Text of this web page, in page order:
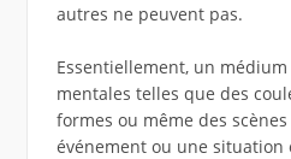
autres ne peuvent pas.
Essentiellement, un
mentales telles que des
formes ou même des
événement ou une situation